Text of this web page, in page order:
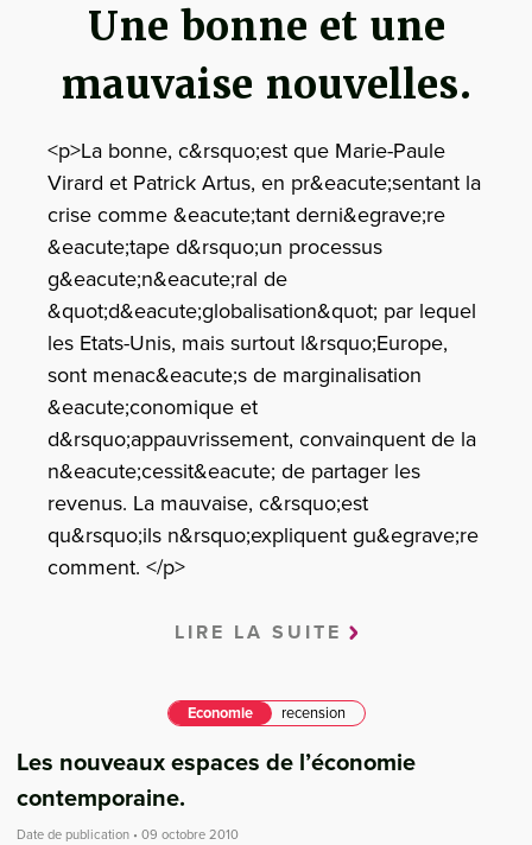
Une bonne et une
mauvaise nouvelles.
<p>La bonne, c&rsquo;est que Marie-Paule
Virard et Patrick Artus, en pr&eacute;sentant la
crise comme &eacute;tant derni&egrave;re
&eacute;tape d&rsquo;un processus
g&eacute;n&eacute;ral de
&quot;d&eacute;globalisation&quot; par lequel
les Etats-Unis, mais surtout l&rsquo;Europe,
sont menac&eacute;s de marginalisation
&eacute;conomique et
d&rsquo;appauvrissement, convainquent de la
n&eacute;cessit&eacute; de partager les
revenus. La mauvaise, c&rsquo;est
qu&rsquo;ils n&rsquo;expliquent gu&egrave;re
comment. </p>
LIRE LA SUITE
Economie recension
Les nouveaux espaces de l’économie
contemporaine.
Date de publication • 09 octobre 2010